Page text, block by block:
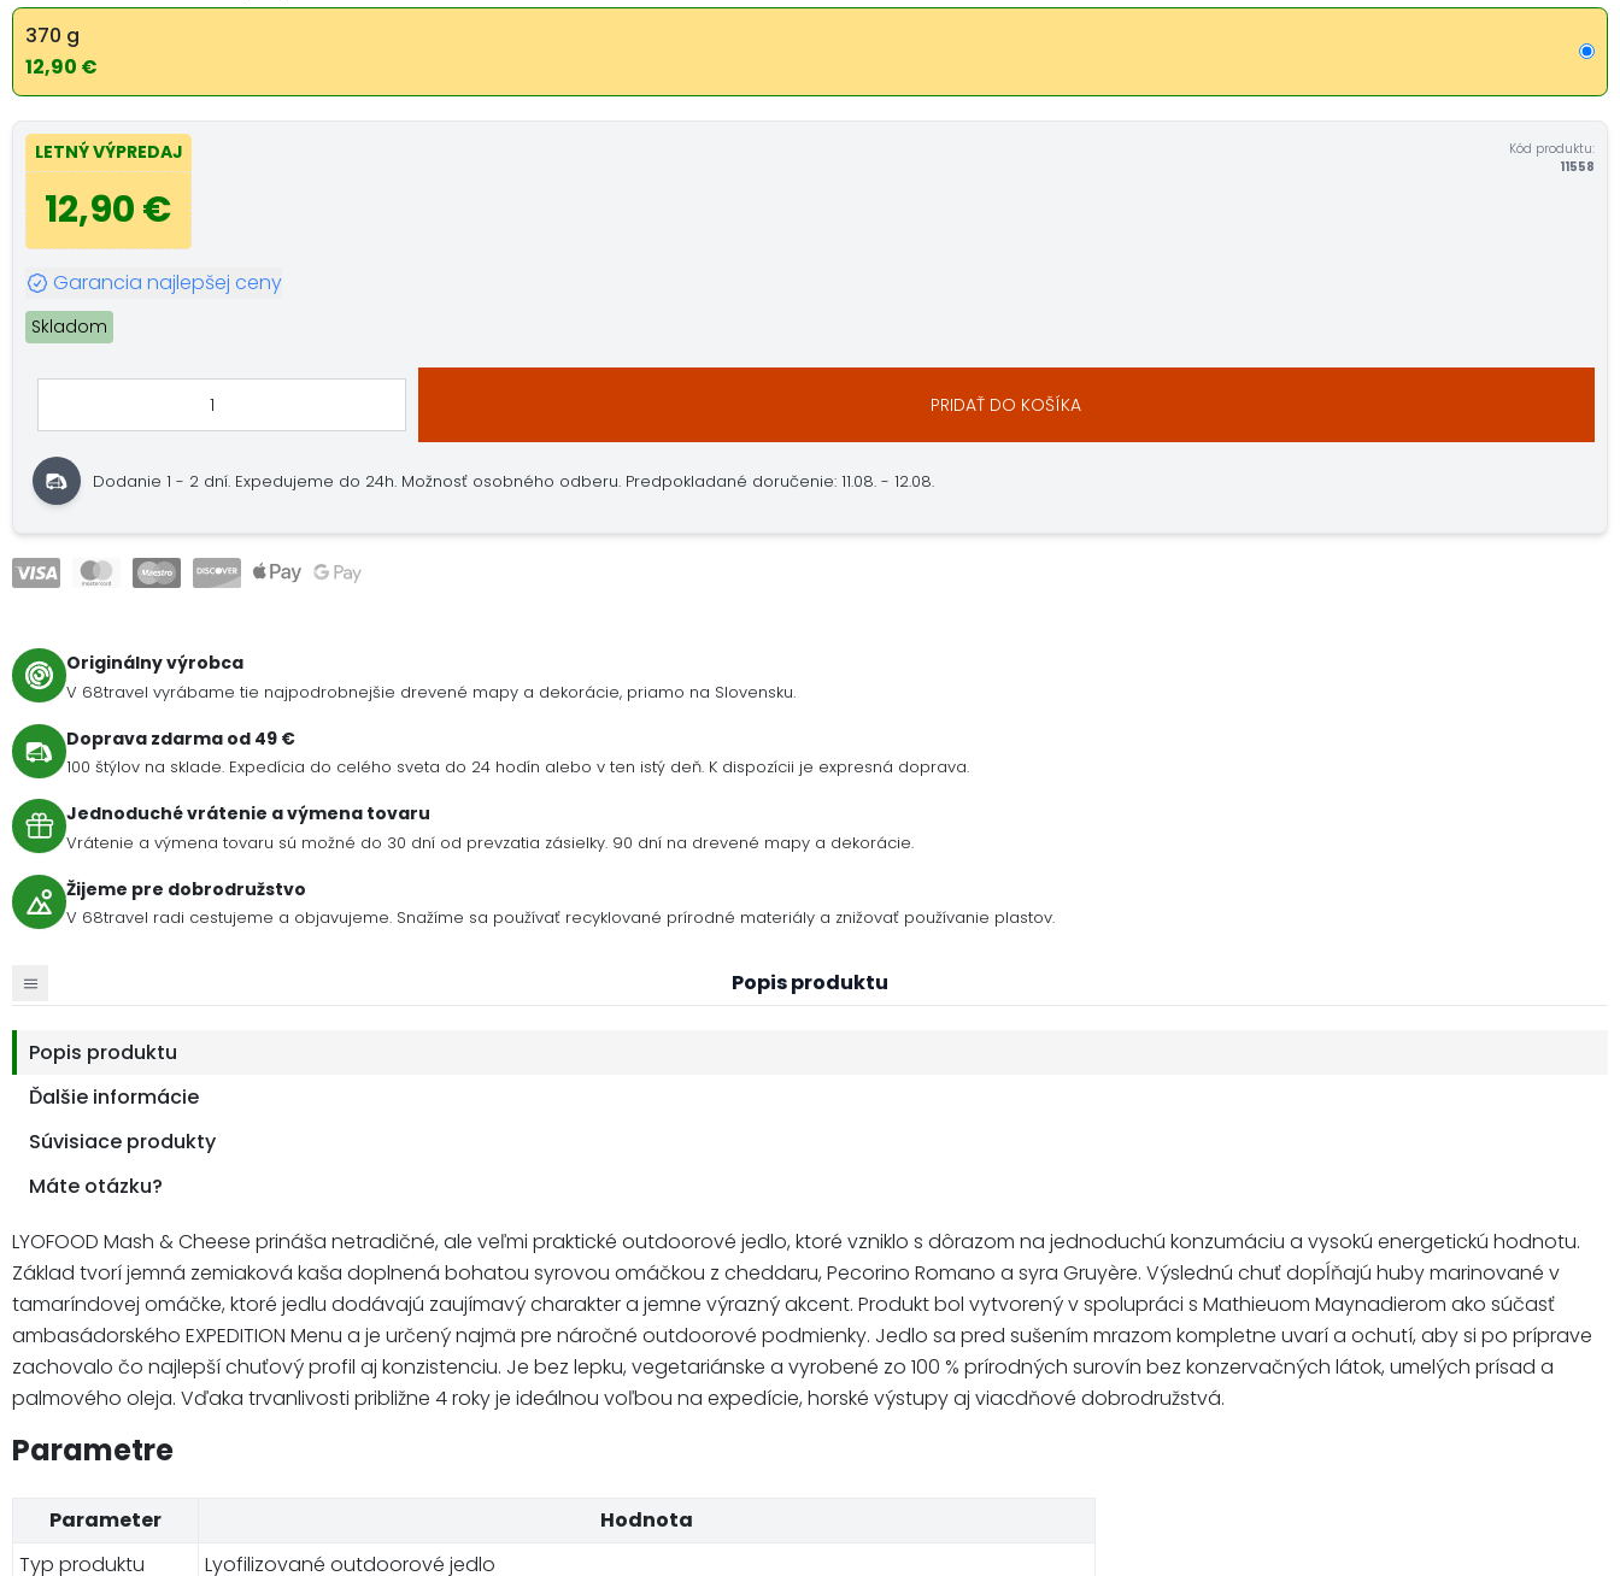
370 g
12,90 €
LETNÝ VÝPREDAJ
12,90 €
Kód produktu:
11558
Garancia najlepšej ceny
Skladom
PRIDAŤ DO KOŠÍKA
Dodanie 1 - 2 dní. Expedujeme do 24h. Možnosť osobného odberu. Predpokladané doručenie: 11.08. - 12.08.
Originálny výrobca
V 68travel vyrábame tie najpodrobnejšie drevené mapy a dekorácie, priamo na Slovensku.
Doprava zdarma od 49 €
100 štýlov na sklade. Expedícia do celého sveta do 24 hodín alebo v ten istý deň. K dispozícii je expresná doprava.
Jednoduché vrátenie a výmena tovaru
Vrátenie a výmena tovaru sú možné do 30 dní od prevzatia zásielky. 90 dní na drevené mapy a dekorácie.
Žijeme pre dobrodružstvo
V 68travel radi cestujeme a objavujeme. Snažíme sa používať recyklované prírodné materiály a znižovať používanie plastov.
Popis produktu
Popis produktu
Ďalšie informácie
Súvisiace produkty
Máte otázku?
LYOFOOD Mash & Cheese prináša netradičné, ale veľmi praktické outdoorové jedlo, ktoré vzniklo s dôrazom na jednoduchú konzumáciu a vysokú energetickú hodnotu.
Základ tvorí jemná zemiaková kaša doplnená bohatou syrovou omáčkou z cheddaru, Pecorino Romano a syra Gruyère. Výslednú chuť dopĺňajú huby marinované v
tamaríndovej omáčke, ktoré jedlu dodávajú zaujímavý charakter a jemne výrazný akcent. Produkt bol vytvorený v spolupráci s Mathieuom Maynadierom ako súčasť
ambasádorského EXPEDITION Menu a je určený najmä pre náročné outdoorové podmienky. Jedlo sa pred sušením mrazom kompletne uvarí a ochutí, aby si po príprave
zachovalo čo najlepší chuťový profil aj konzistenciu. Je bez lepku, vegetariánske a vyrobené zo 100 % prírodných surovín bez konzervačných látok, umelých prísad a
palmového oleja. Vďaka trvanlivosti približne 4 roky je ideálnou voľbou na expedície, horské výstupy aj viacdňové dobrodružstvá.
Parametre
Parameter
Hodnota
Typ produktu
Lyofilizované outdoorové jedlo